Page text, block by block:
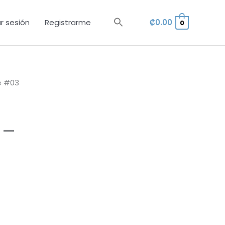
sesión Registrarme ₡0.00 0
#03